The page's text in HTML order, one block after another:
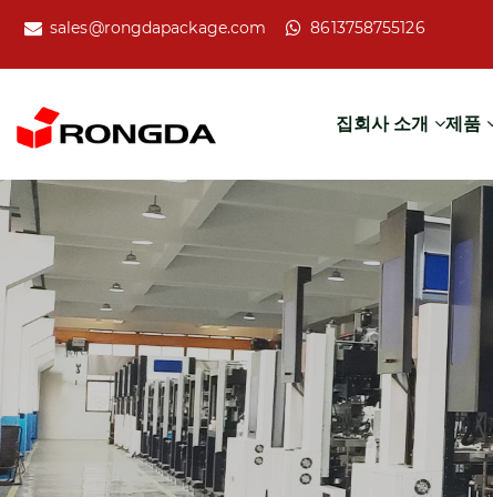
sales@rongdapackage.com 8613758755126
집회사 소개 제품